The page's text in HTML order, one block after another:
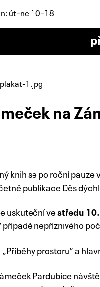
út–ne 10–18
na
knih se po roční
publikace Děs dýchl
uskuteční vestředu
nepříznivého
prostoru“ a
Pardubice